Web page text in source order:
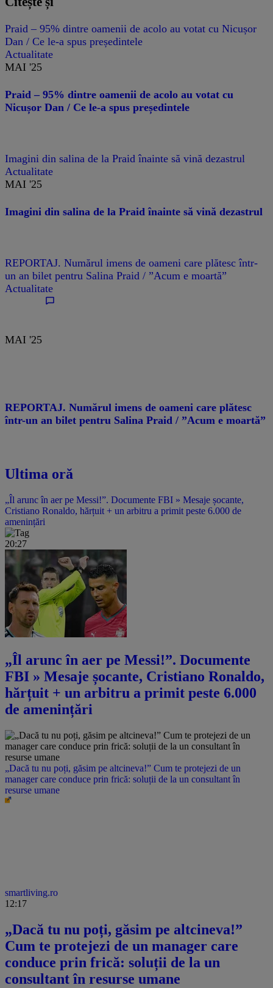
Praid – 95% dintre oamenii de acolo au votat cu Nicușor
Dan / Ce le-a spus președintele
Actualitate
MAI '25
Praid – 95% dintre oamenii de acolo au votat cu
Nicușor Dan / Ce le-a spus președintele
Imagini din salina de la Praid înainte să vină dezastrul
Actualitate
MAI '25
Imagini din salina de la Praid înainte să vină dezastrul
REPORTAJ. Numărul imens de oameni care plătesc într-
un an bilet pentru Salina Praid / ”Acum e moartă”
Actualitate
MAI '25
REPORTAJ. Numărul imens de oameni care plătesc
într-un an bilet pentru Salina Praid / ”Acum e moartă”
Ultima oră
„Îl arunc în aer pe Messi!”. Documente FBI » Mesaje șocante,
Cristiano Ronaldo, hărțuit + un arbitru a primit peste 6.000 de
amenințări
20:27
„Îl arunc în aer pe Messi!”. Documente
FBI » Mesaje șocante, Cristiano Ronaldo,
hărțuit + un arbitru a primit peste 6.000
de amenințări
„Dacă tu nu poți, găsim pe altcineva!” Cum te protejezi de un
manager care conduce prin frică: soluții de la un consultant în
resurse umane
smartliving.ro
12:17
„Dacă tu nu poți, găsim pe altcineva!”
Cum te protejezi de un manager care
conduce prin frică: soluții de la un
consultant în resurse umane